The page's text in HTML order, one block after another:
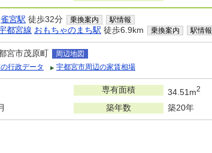
雀宮駅 徒歩32分 乗換案内 駅情報
都宮線 おもちゃのまち駅 徒歩6.9km 乗換案内 駅情報
宮市茂原町
周辺地図
行政データ
宇都宮市周辺の家賃相場
専有面積 34.51m2
築年数 築20年